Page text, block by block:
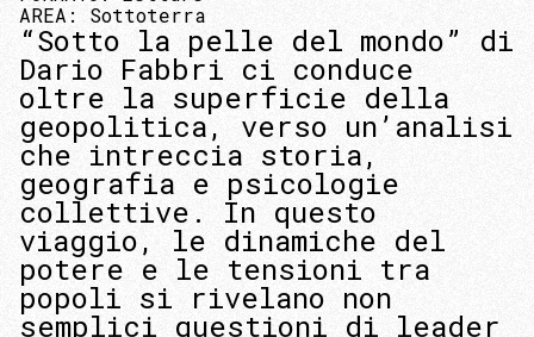
AREA: Sottoterra
“Sotto la pelle del mondo” di
Dario Fabbri ci conduce
oltre la superficie della
geopolitica, verso un’analisi
che intreccia storia,
geografia e psicologie
collettive. In questo
viaggio, le dinamiche del
potere e le tensioni tra
popoli si rivelano non
semplici questioni di leader